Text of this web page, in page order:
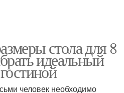
стола для 8
идеальный
человек необходимо